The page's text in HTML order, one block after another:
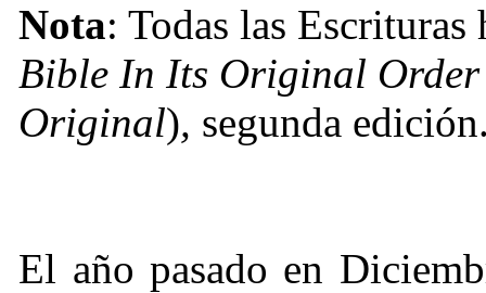
Nota: Todas las
Bible In Its Original
Original), segunda
El año pasado en